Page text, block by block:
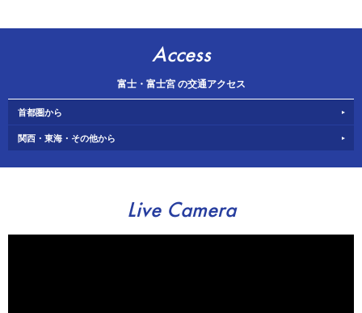
Access
富士・富士宮 の交通アクセス
首都圏から
関西・東海・その他から
Live Camera